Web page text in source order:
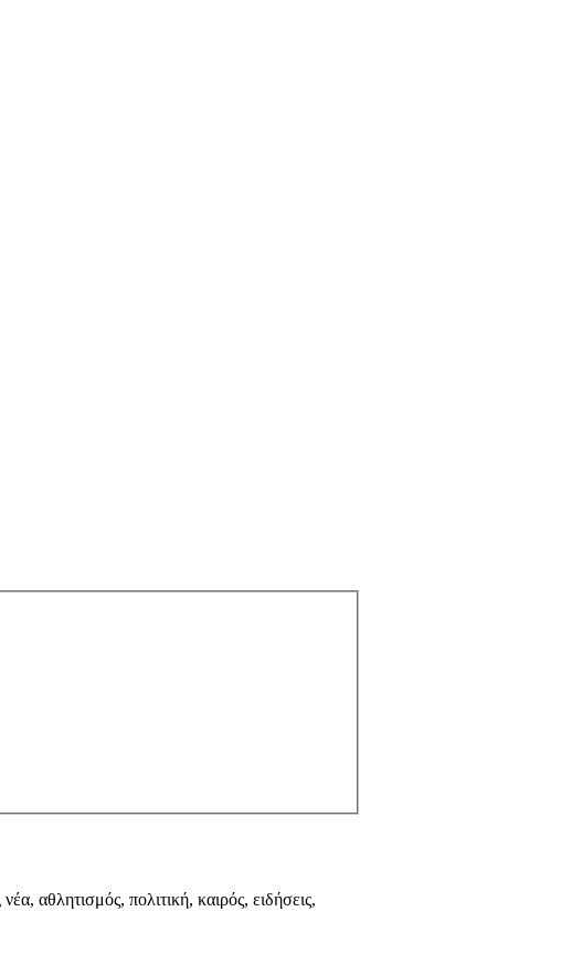
νέα, αθλητισμός, πολιτική, καιρός, ειδήσεις,